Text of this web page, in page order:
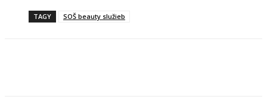
TAGY SOŠ beauty služieb